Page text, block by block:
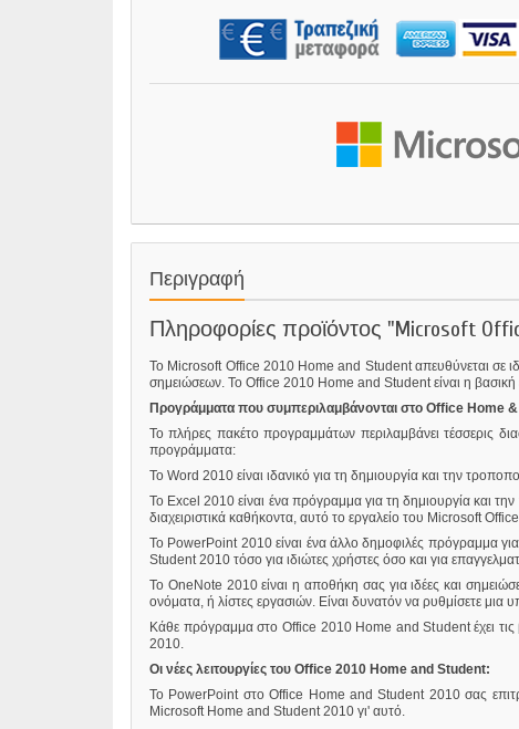
Περιγραφή
Πληροφορίες προϊόντος "Microsoft
Το Microsoft Office 2010 Home and Student απευθύνεται σε
σημειώσεων. Το Office 2010 Home and Student είναι η βασική
Προγράμματα που συμπεριλαμβάνονται στο Office Home
Το πλήρες πακέτο προγραμμάτων περιλαμβάνει τέσσερις
προγράμματα:
Το Word 2010 είναι ιδανικό για τη δημιουργία και την
Το Excel 2010 είναι ένα πρόγραμμα για τη δημιουργία και
διαχειριστικά καθήκοντα, αυτό το εργαλείο του Microsoft
Το PowerPoint 2010 είναι ένα άλλο δημοφιλές πρόγραμμα
Student 2010 τόσο για ιδιώτες χρήστες όσο και για
Το OneNote 2010 είναι η αποθήκη σας για ιδέες και
ονόματα, ή λίστες εργασιών. Είναι δυνατόν να ρυθμίσετε μια
Κάθε πρόγραμμα στο Office 2010 Home and Student έχει τις
2010.
Οι νέες λειτουργίες του Office 2010 Home and Student:
Το PowerPoint στο Office Home and Student 2010 σας
Microsoft Home and Student 2010 γι' αυτό.